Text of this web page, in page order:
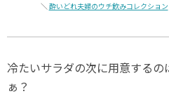
＼ 酔いどれ夫婦のウチ飲みコレクション
冷たいサラダの次に用意する
ぁ？